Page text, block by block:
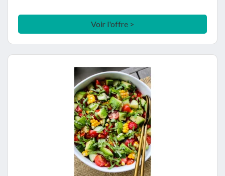
Voir l'offre >